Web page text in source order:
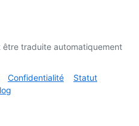
traduite automatiquement
Confidentialité
Statut